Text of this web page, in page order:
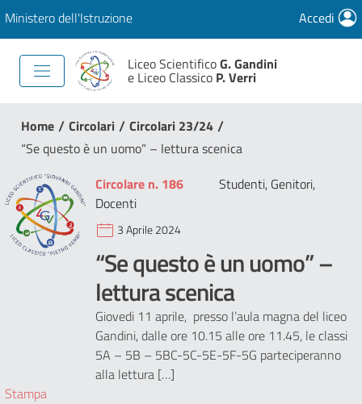
Ministero dell'Istruzione Accedi
Liceo ScientificoG. Gandini
e Liceo Classico P. Verri
Home / Circolari / Circolari 23/24 /
“Se questo è un uomo” – lettura scenica
Circolare n. 186
Studenti, Genitori,
Docenti
3 Aprile 2024
“Se questo è un uomo” –
lettura scenica
Giovedi 11 aprile, presso l’aula magna del liceo
Gandini, dalle ore 10.15 alle ore 11.45, le classi
5A – 5B – 5BC-5C-5E-5F-5G parteciperanno
alla lettura […]
Stampa